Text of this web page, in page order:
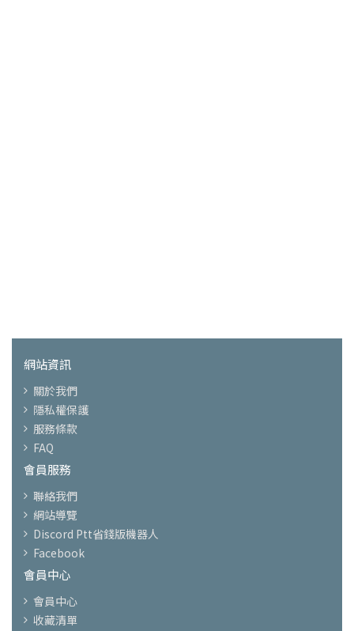
網站資訊
關於我們
隱私權保護
服務條款
FAQ
會員服務
聯絡我們
網站導覽
Discord Ptt省錢版機器人
Facebook
會員中心
會員中心
收藏清單